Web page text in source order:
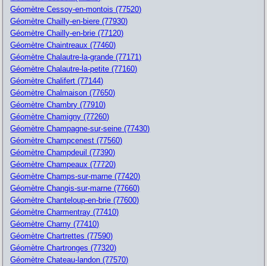
Géomètre Cessoy-en-montois (77520)
Géomètre Chailly-en-biere (77930)
Géomètre Chailly-en-brie (77120)
Géomètre Chaintreaux (77460)
Géomètre Chalautre-la-grande (77171)
Géomètre Chalautre-la-petite (77160)
Géomètre Chalifert (77144)
Géomètre Chalmaison (77650)
Géomètre Chambry (77910)
Géomètre Chamigny (77260)
Géomètre Champagne-sur-seine (77430)
Géomètre Champcenest (77560)
Géomètre Champdeuil (77390)
Géomètre Champeaux (77720)
Géomètre Champs-sur-marne (77420)
Géomètre Changis-sur-marne (77660)
Géomètre Chanteloup-en-brie (77600)
Géomètre Charmentray (77410)
Géomètre Charny (77410)
Géomètre Chartrettes (77590)
Géomètre Chartronges (77320)
Géomètre Chateau-landon (77570)